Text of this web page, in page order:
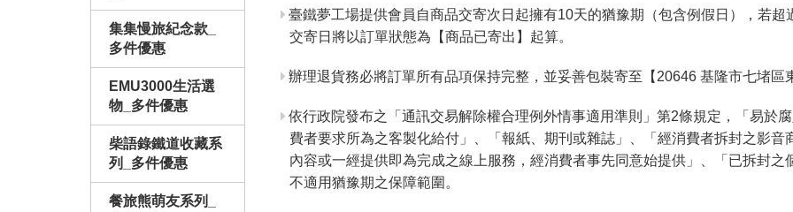
集集慢旅紀念款_
多件優惠
EMU3000生活選
物_多件優惠
柴語錄鐵道收藏系
列_多件優惠
餐旅熊萌友系列_
臺鐵夢工場提供會員自商品交寄次日起擁有10天的猶豫期（包含例假日），若超
交寄日將以訂單狀態為【商品已寄出】起算。
辦理退貨務必將訂單所有品項保持完整，並妥善包裝寄至【20646 基隆市七堵區
依行政院發布之「通訊交易解除權合理例外情事適用準則」第2條規定，「易於
費者要求所為之客製化給付」、「報紙、期刊或雜誌」、「經消費者拆封之影
內容或一經提供即為完成之線上服務，經消費者事先同意始提供」、「已拆封
不適用猶豫期之保障範圍。